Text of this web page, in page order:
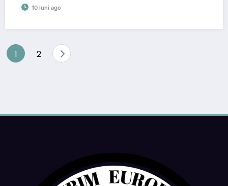
10 luni ago
Paginație
1 2